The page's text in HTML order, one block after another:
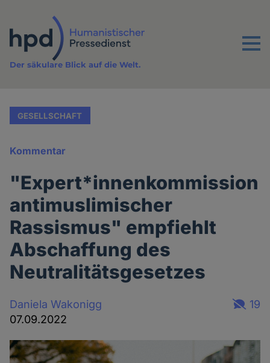
Inhalt
Menu
Der säkulare Blick auf die Welt.
GESELLSCHAFT
Kommentar
"Expert*innenkommission
antimuslimischer
Rassismus" empfiehlt
Abschaffung des
Neutralitätsgesetzes
Daniela Wakonigg
07.09.2022
19